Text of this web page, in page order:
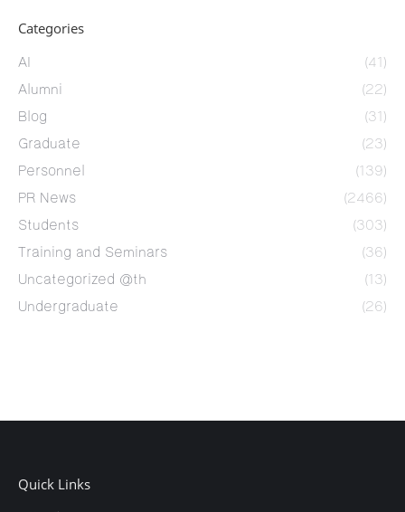
Categories
AI
(41)
Alumni
(22)
Blog
(31)
Graduate
(23)
Personnel
(139)
PR News
(2466)
Students
(303)
Training and Seminars
(36)
Uncategorized @th
(13)
Undergraduate
(26)
Quick Links